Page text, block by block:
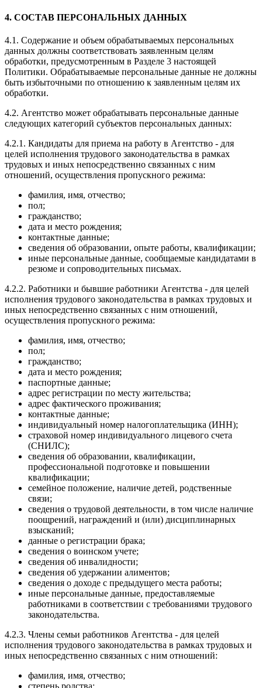
4. СОСТАВ ПЕРСОНАЛЬНЫХ ДАННЫХ
4.1. Содержание и объем обрабатываемых персональных
данных должны соответствовать заявленным целям
обработки, предусмотренным в Разделе 3 настоящей
Политики. Обрабатываемые персональные данные не должны
быть избыточными по отношению к заявленным целям их
обработки.
4.2. Агентство может обрабатывать персональные данные
следующих категорий субъектов персональных данных:
4.2.1. Кандидаты для приема на работу в Агентство - для
целей исполнения трудового законодательства в рамках
трудовых и иных непосредственно связанных с ним
отношений, осуществления пропускного режима:
фамилия, имя, отчество;
пол;
гражданство;
дата и место рождения;
контактные данные;
сведения об образовании, опыте работы, квалификации;
иные персональные данные, сообщаемые кандидатами в
резюме и сопроводительных письмах.
4.2.2. Работники и бывшие работники Агентства - для целей
исполнения трудового законодательства в рамках трудовых и
иных непосредственно связанных с ним отношений,
осуществления пропускного режима:
фамилия, имя, отчество;
пол;
гражданство;
дата и место рождения;
паспортные данные;
адрес регистрации по месту жительства;
адрес фактического проживания;
контактные данные;
индивидуальный номер налогоплательщика (ИНН);
страховой номер индивидуального лицевого счета
(СНИЛС);
сведения об образовании, квалификации,
профессиональной подготовке и повышении
квалификации;
семейное положение, наличие детей, родственные
связи;
сведения о трудовой деятельности, в том числе наличие
поощрений, награждений и (или) дисциплинарных
взысканий;
данные о регистрации брака;
сведения о воинском учете;
сведения об инвалидности;
сведения об удержании алиментов;
сведения о доходе с предыдущего места работы;
иные персональные данные, предоставляемые
работниками в соответствии с требованиями трудового
законодательства.
4.2.3. Члены семьи работников Агентства - для целей
исполнения трудового законодательства в рамках трудовых и
иных непосредственно связанных с ним отношений:
фамилия, имя, отчество;
степень родства;